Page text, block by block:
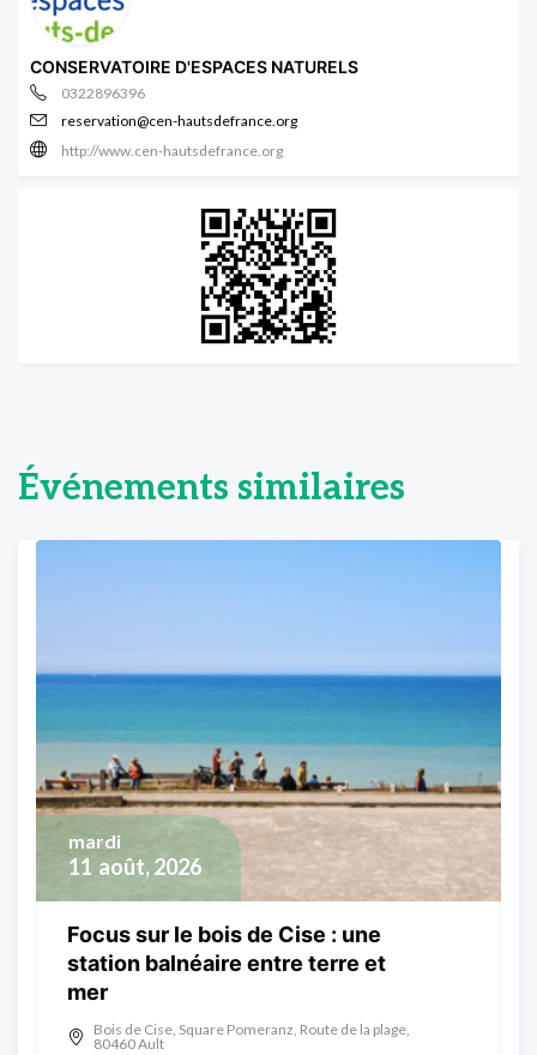
CONSERVATOIRE D'ESPACES NATURELS
0322896396
reservation@cen-hautsdefrance.org
http://www.cen-hautsdefrance.org
Événements similaires
11 août, 2026
mardi
Focus sur le bois de Cise : une
station balnéaire entre terre et
mer
Bois de Cise, Square Pomeranz, Route de la plage,
80460 Ault